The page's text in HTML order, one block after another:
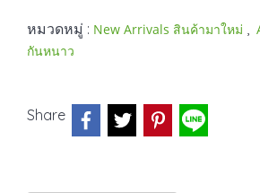
หมวดหมู่ : New Arrivals สินค้ามาใหม่ ,
กันหนาว
Share